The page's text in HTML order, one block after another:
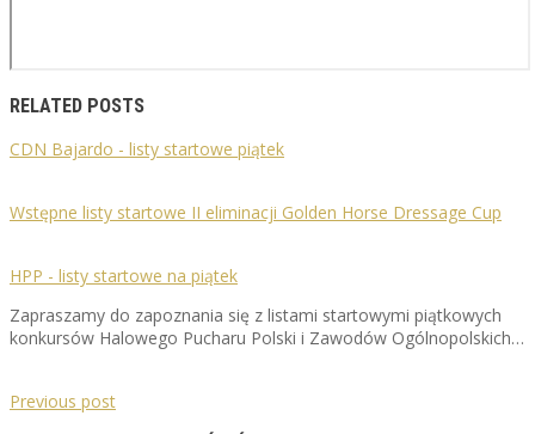
RELATED POSTS
CDN Bajardo - listy startowe piątek
Wstępne listy startowe II eliminacji Golden Horse Dressage Cup
HPP - listy startowe na piątek
Zapraszamy do zapoznania się z listami startowymi piątkowych
konkursów Halowego Pucharu Polski i Zawodów Ogólnopolskich…
Previous post